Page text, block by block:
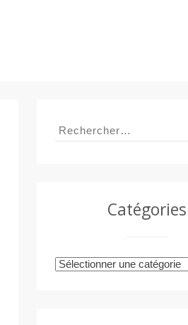
Rechercher :
Catégories
Catégories